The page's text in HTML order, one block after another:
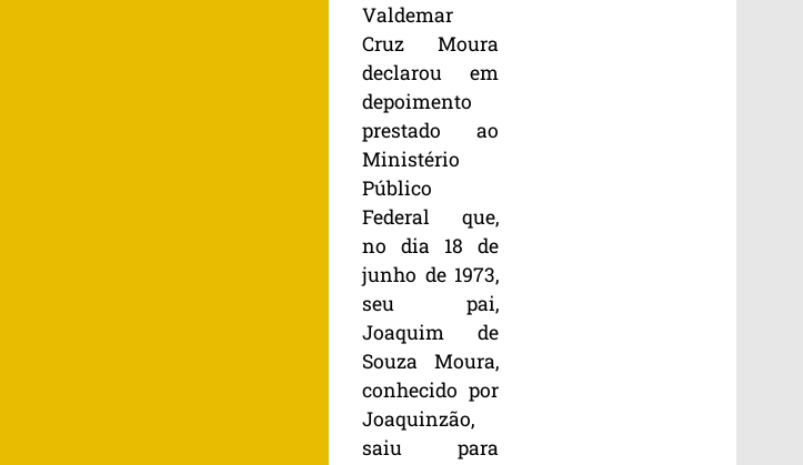
Valdemar
Cruz Moura
declarou em
depoimento
prestado ao
Ministério
Público
Federal que,
no dia 18 de
junho de 1973,
seu pai,
Joaquim de
Souza Moura,
conhecido por
Joaquinzão,
saiu para